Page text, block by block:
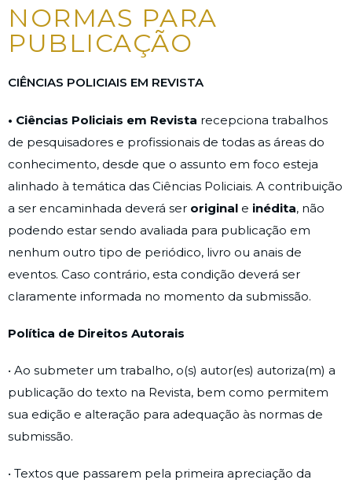
NORMAS PARA
PUBLICAÇÃO
CIÊNCIAS POLICIAIS EM REVISTA
• Ciências Policiais em Revista recepciona trabalhos
de pesquisadores e profissionais de todas as áreas do
conhecimento, desde que o assunto em foco esteja
alinhado à temática das Ciências Policiais. A contribuição
a ser encaminhada deverá ser original e inédita, não
podendo estar sendo avaliada para publicação em
nenhum outro tipo de periódico, livro ou anais de
eventos. Caso contrário, esta condição deverá ser
claramente informada no momento da submissão.
Política de Direitos Autorais
• Ao submeter um trabalho, o(s) autor(es) autoriza(m) a
publicação do texto na Revista, bem como permitem
sua edição e alteração para adequação às normas de
submissão.
• Textos que passarem pela primeira apreciação da